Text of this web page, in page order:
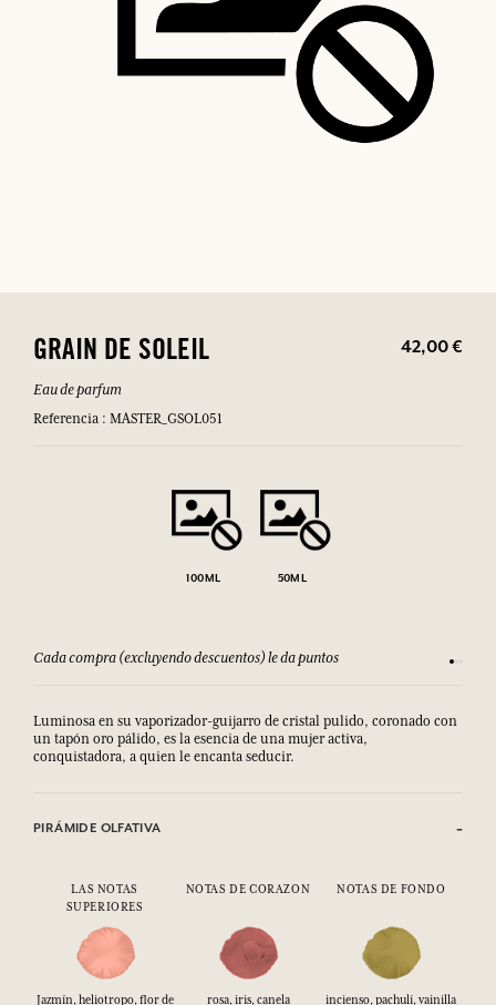
GRAIN DE SOLEIL 42,00 €
Eau de parfum
Referencia : MASTER_GSOL051
100ML 50ML
Cada compra (excluyendo descuentos) le da puntos
Luminosa en su vaporizador-guijarro de cristal pulido, coronado con
un tapón oro pálido, es la esencia de una mujer activa,
conquistadora, a quien le encanta seducir.
PIRÁMIDE OLFATIVA
LAS NOTAS
SUPERIORES
NOTAS DE CORAZON NOTAS DE FONDO
Jazmín, heliotropo, flor de
rosa, iris, canela incienso, pachulí, vainilla